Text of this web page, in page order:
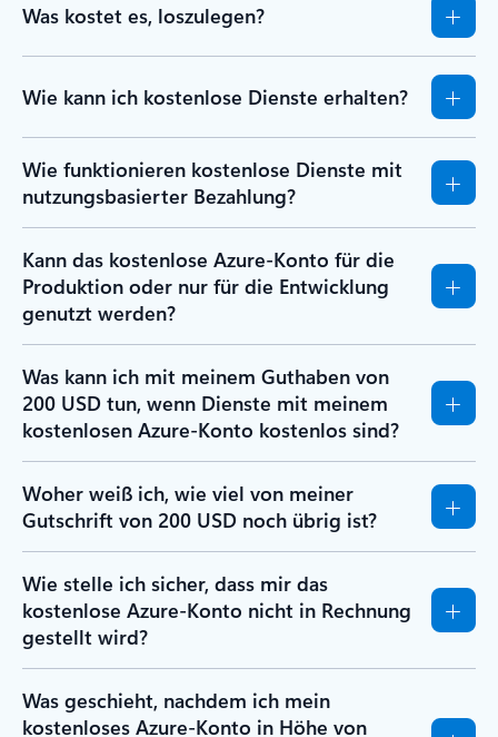
Was kostet es, loszulegen?
Wie kann ich kostenlose Dienste erhalten?
Wie funktionieren kostenlose Dienste mit
nutzungsbasierter Bezahlung?
Kann das kostenlose Azure-Konto für die
Produktion oder nur für die Entwicklung
genutzt werden?
Was kann ich mit meinem Guthaben von
200 USD tun, wenn Dienste mit meinem
kostenlosen Azure-Konto kostenlos sind?
Woher weiß ich, wie viel von meiner
Gutschrift von 200 USD noch übrig ist?
Wie stelle ich sicher, dass mir das
kostenlose Azure-Konto nicht in Rechnung
gestellt wird?
Was geschieht, nachdem ich mein
kostenloses Azure-Konto in Höhe von